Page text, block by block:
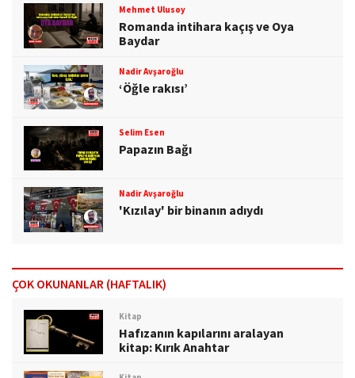
Mehmet Ulusoy
Romanda intihara kaçış ve Oya
Baydar
Nadir Avşaroğlu
‘Öğle rakısı’
Selim Esen
Papazın Bağı
Nadir Avşaroğlu
'Kızılay' bir binanın adıydı
ÇOK OKUNANLAR (HAFTALIK)
Kitap
Hafızanın kapılarını aralayan
kitap: Kırık Anahtar